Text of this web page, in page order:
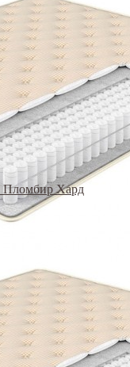
Пломбир Хард